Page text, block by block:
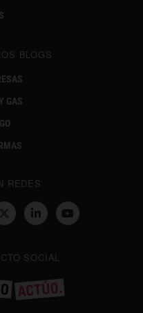
BLOGS
GAS
REDES
SOCIAL